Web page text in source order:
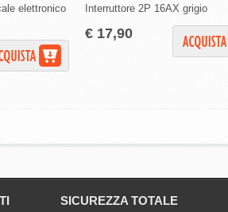
elettronico
Interruttore 2P 16AX grigio
€ 17,90
SICUREZZA TOTALE